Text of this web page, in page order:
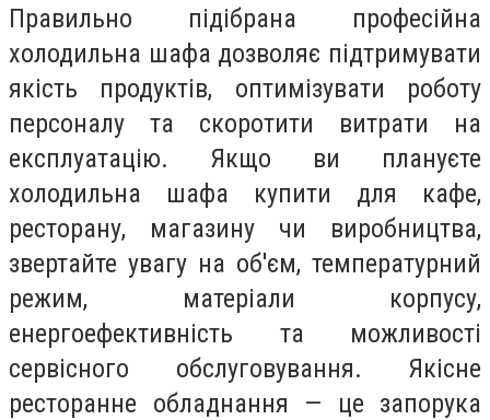
Правильно підібрана професійна
холодильна шафа дозволяє підтримувати
якість продуктів, оптимізувати роботу
персоналу та скоротити витрати на
експлуатацію. Якщо ви плануєте
холодильна шафа купити для кафе,
ресторану, магазину чи виробництва,
звертайте увагу на об'єм, температурний
режим, матеріали корпусу,
енергоефективність та можливості
сервісного обслуговування. Якісне
ресторанне обладнання — це запорука